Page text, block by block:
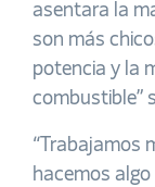
asentara la
son más
potencia y la
combustible”
“Trabajamos
hacemos